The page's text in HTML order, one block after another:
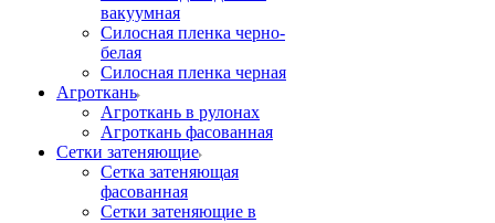
вакуумная
Силосная пленка черно-
белая
Силосная пленка черная
Агроткань
Агроткань в рулонах
Агроткань фасованная
Сетки затеняющие
Сетка затеняющая
фасованная
Сетки затеняющие в